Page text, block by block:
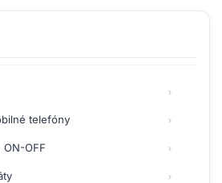
telefóny
ON-OFF